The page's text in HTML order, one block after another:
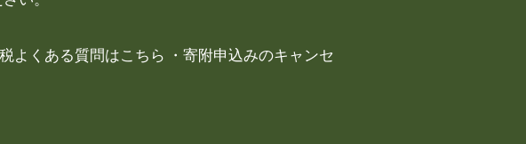
よくある質問はこちら ・寄附申込みのキャンセ